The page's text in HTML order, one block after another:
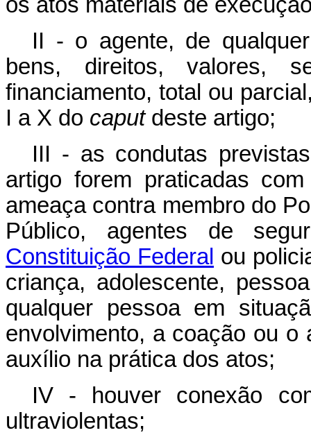
II - o agente, de
bens, direitos, valores,
financiamento, total ou
I a X do caputdeste artigo;
III - as condutas
artigo forem praticadas
ameaça contra membro do
Público, agentes de
Constituição Federal ou
criança, adolescente,
qualquer pessoa em
envolvimento, a coação ou o
auxílio na prática dos atos;
IV - houver conexão
ultraviolentas;